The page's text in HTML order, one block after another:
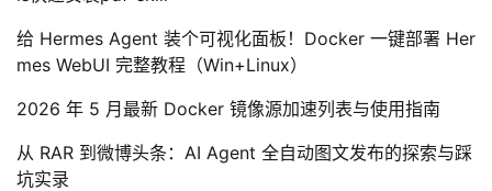
给 Hermes Agent 装个可视化面板！Docker 一键部署 Her
mes WebUI 完整教程（Win+Linux）
2026 年 5 月最新 Docker 镜像源加速列表与使用指南
从 RAR 到微博头条：AI Agent 全自动图文发布的探索与踩
坑实录